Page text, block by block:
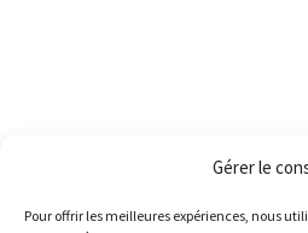
Gérer le
Pour offrir les meilleures expériences, nous